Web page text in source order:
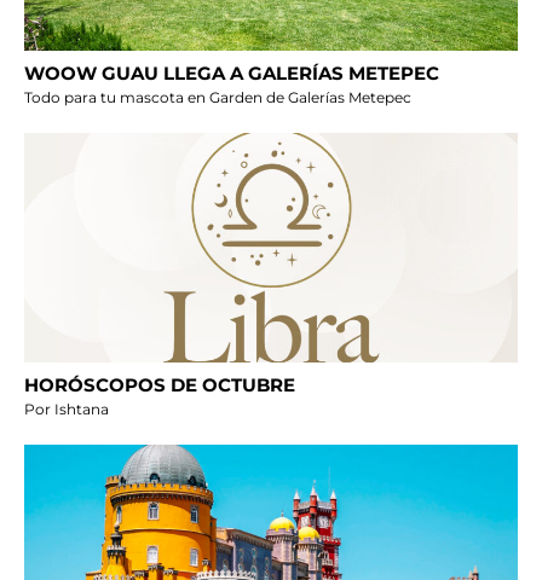
WOOW GUAU LLEGA A GALERÍAS METEPEC
Todo para tu mascota en Garden de Galerías Metepec
HORÓSCOPOS DE OCTUBRE
Por Ishtana